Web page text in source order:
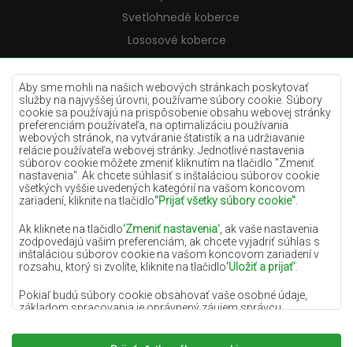
Aby sme mohli na našich webových stránkach poskytovať
služby na najvyššej úrovni, používame súbory cookie. Súbory
cookie sa používajú na prispôsobenie obsahu webovej stránky
preferenciám používateľa, na optimalizáciu používania
webových stránok, na vytváranie štatistík a na udržiavanie
relácie používateľa webovej stránky. Jednotlivé nastavenia
súborov cookie môžete zmeniť kliknutím na tlačidlo "Zmeniť
nastavenia". Ak chcete súhlasiť s inštaláciou súborov cookie
všetkých vyššie uvedených kategórií na vašom koncovom
zariadení, kliknite na tlačidlo"Prijať všetky súbory cookie"
Ak kliknete na tlačidlo'Zmeniť nastavenia' , ak vaše nastavenia
zodpovedajú vašim preferenciám, ak chcete vyjadriť súhlas s
inštaláciou súborov cookie na vašom koncovom zariadení v
rozsahu, ktorý si zvolíte, kliknite na tlačidlo'Uložiť a prijať'
Pokiaľ budú súbory cookie obsahovať vaše osobné údaje,
základom spracovania je oprávnený záujem správcu
podobe poskytovania vysokokvalitných služieb na našej
Svetlohnedé koberce
Lososové koberce
Krémové koberce
Lilac koberce
Žlté koberce
Mätové koberce
Modré koberce
Oranžové koberce
Ružové koberce
Šedé koberce
Terakotové koberce
Zelené koberce
Zlaté koberce